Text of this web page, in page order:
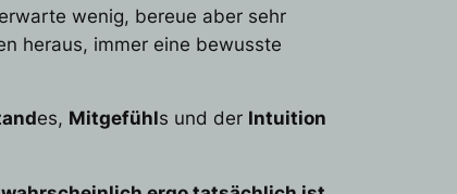
wenig, bereue aber sehr
heraus, immer eine bewusste
es, Mitgefühls und der Intuition